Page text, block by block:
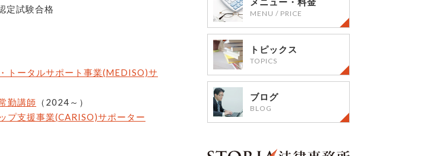
試験合格
トータルサポート事業(MEDISO)サ
勤講師
（2024～）
プ支援事業(CARISO)サポーター
MENU / PRICE
トピックス
TOPICS
ブログ
BLOG